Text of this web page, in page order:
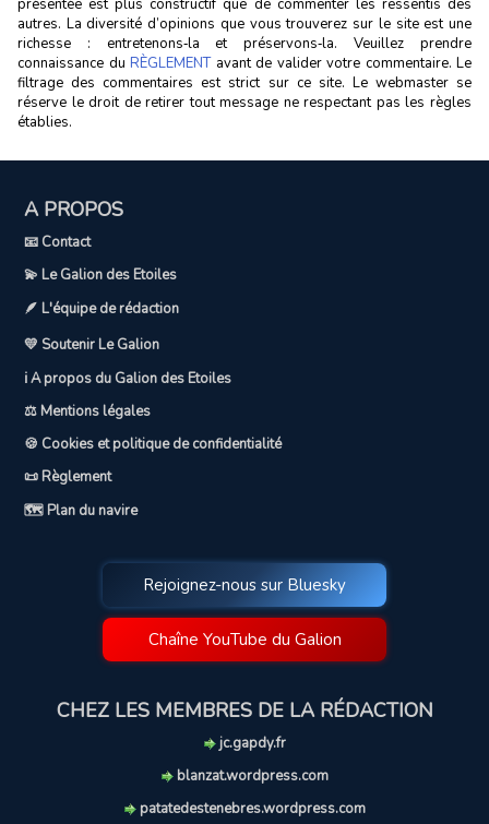
présentée est plus constructif que de commenter les ressentis des
autres. La diversité d’opinions que vous trouverez sur le site est une
richesse : entretenons‑la et préservons‑la. Veuillez prendre
connaissance du RÈGLEMENTavant de valider votre commentaire. Le
filtrage des commentaires est strict sur ce site. Le webmaster se
réserve le droit de retirer tout message ne respectant pas les règles
établies.
A PROPOS
📧 Contact
💫 Le Galion des Etoiles
🪶 L'équipe de rédaction
💛 Soutenir Le Galion
ℹ️ A propos du Galion des Etoiles
⚖️ Mentions légales
🍪 Cookies et politique de confidentialité
📜 Règlement
🗺️ Plan du navire
Rejoignez-nous sur Bluesky
Chaîne YouTube du Galion
CHEZ LES MEMBRES DE LA RÉDACTION
jc.gapdy.fr
blanzat.wordpress.com
patatedestenebres.wordpress.com